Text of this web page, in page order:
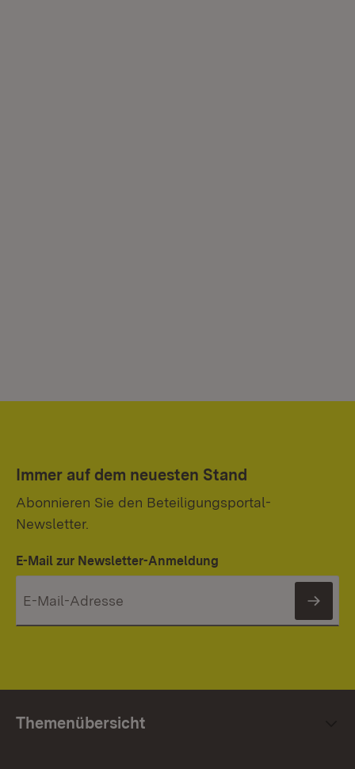
Immer auf dem neuesten Stand
Abonnieren Sie den Beteiligungsportal-
Newsletter.
E-Mail zur Newsletter-Anmeldung
Themenübersicht